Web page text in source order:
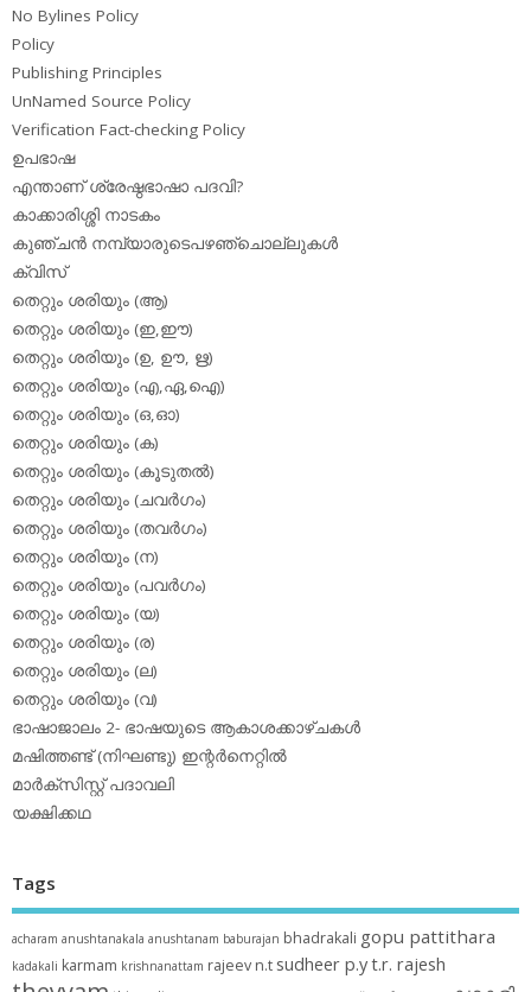
No Bylines Policy
Policy
Publishing Principles
UnNamed Source Policy
Verification Fact-checking Policy
ഉപഭാഷ
എന്താണ് ശ്രേഷ്ഠഭാഷാ പദവി?
കാക്കാരിശ്ശി നാടകം
കുഞ്ചന്‍ നമ്പ്യാരുടെപഴഞ്ചൊല്ലുകള്‍
ക്വിസ്
തെറ്റും ശരിയും (ആ)
തെറ്റും ശരിയും (ഇ,ഈ)
തെറ്റും ശരിയും (ഉ, ഊ, ഋ)
തെറ്റും ശരിയും (എ,ഏ,ഐ)
തെറ്റും ശരിയും (ഒ,ഓ)
തെറ്റും ശരിയും (ക)
തെറ്റും ശരിയും (കൂടുതല്‍)
തെറ്റും ശരിയും (ചവര്‍ഗം)
തെറ്റും ശരിയും (തവര്‍ഗം)
തെറ്റും ശരിയും (ന)
തെറ്റും ശരിയും (പവര്‍ഗം)
തെറ്റും ശരിയും (യ)
തെറ്റും ശരിയും (ര)
തെറ്റും ശരിയും (ല)
തെറ്റും ശരിയും (വ)
ഭാഷാജാലം 2- ഭാഷയുടെ ആകാശക്കാഴ്ചകള്‍
മഷിത്തണ്ട് (നിഘണ്ടു) ഇന്റര്‍നെറ്റില്‍
മാര്‍ക്‌സിസ്റ്റ് പദാവലി
യക്ഷിക്കഥ
Tags
acharam anushtanakala anushtanam baburajan bhadrakali gopu pattithara
kadakali karmam krishnanattam rajeev n.t sudheer p.yt.r. rajesh